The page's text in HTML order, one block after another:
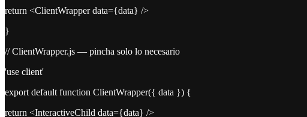
return <ClientWrapper data={data} />
}
// ClientWrapper.js — pincha solo lo necesario
'use client'
export default function ClientWrapper({ data }) {
return <InteractiveChild data={data} />